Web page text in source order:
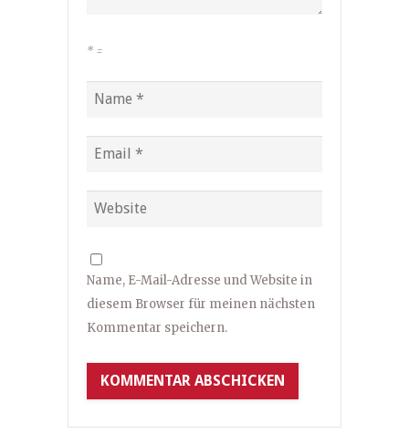
* =
Name, E-Mail-Adresse und Website in
diesem Browser für meinen nächsten
Kommentar speichern.